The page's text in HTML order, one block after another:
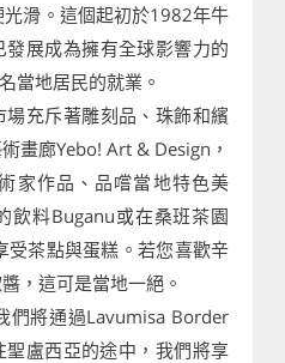
滑。這個起初於1982年牛
展成為擁有全球影響力的
當地居民的就業。
充斥著雕刻品、珠飾和繽
畫廊Yebo! Art & Design，
家作品、品嚐當地特色美
飲料Buganu或在桑班茶園
受茶點與蛋糕。若您喜歡辛
，這可是當地一絕。
們將通過Lavumisa Border
盧西亞的途中，我們將享